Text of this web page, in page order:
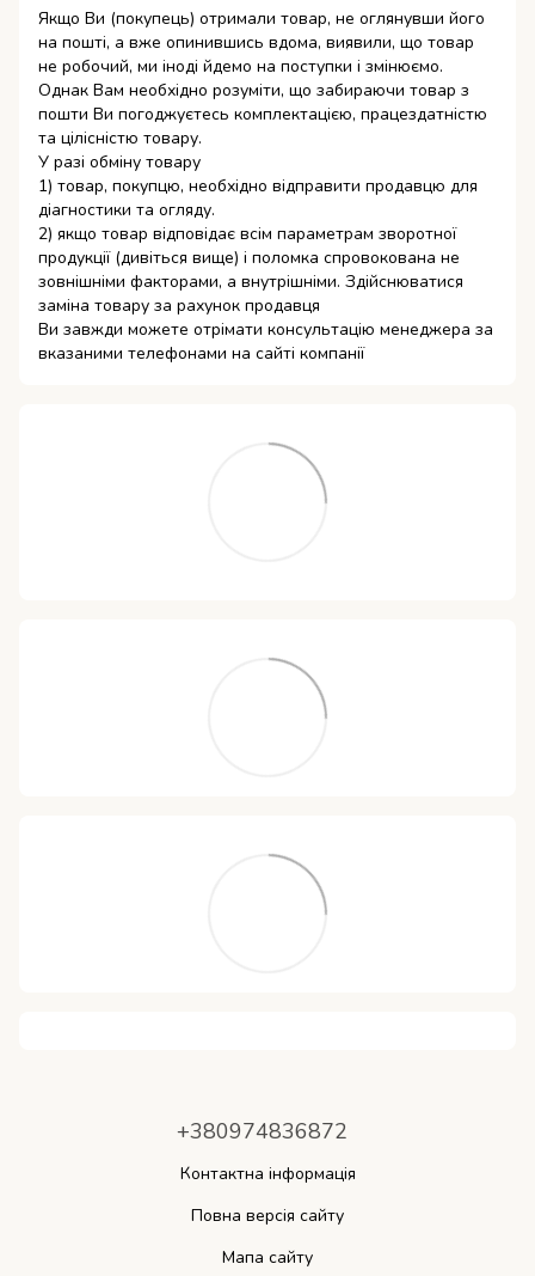
Якщо Ви (покупець) отримали товар, не оглянувши його
на пошті, а вже опинившись вдома, виявили, що товар
не робочий, ми іноді йдемо на поступки і змінюємо.
Однак Вам необхідно розуміти, що забираючи товар з
пошти Ви погоджуєтесь комплектацією, працездатністю
та цілісністю товару.
У разі обміну товару
1) товар, покупцю, необхідно відправити продавцю для
діагностики та огляду.
2) якщо товар відповідає всім параметрам зворотної
продукції (дивіться вище) і поломка спровокована не
зовнішніми факторами, а внутрішніми. Здійснюватися
заміна товару за рахунок продавця
Ви завжди можете отрімати консультацію менеджера за
вказаними телефонами на сайті компанії
+380974836872
Контактна інформація
Повна версія сайту
Мапа сайту